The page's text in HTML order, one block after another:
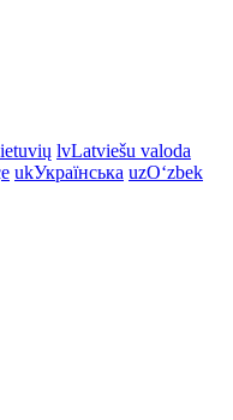
lvLatviešu valoda
ukУкраїнська uzOʻzbek